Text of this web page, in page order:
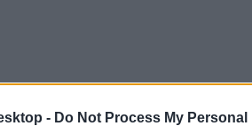
- Do Not Process My